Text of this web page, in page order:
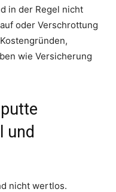
in der Regel nicht
oder Verschrottung
wie Versicherung
und
nicht wertlos.